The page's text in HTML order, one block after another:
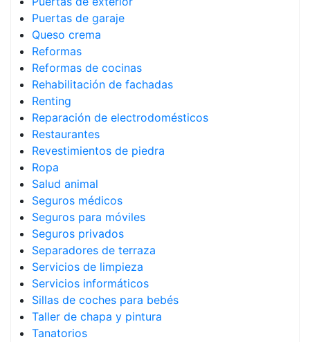
Puertas de garaje
Queso crema
Reformas
Reformas de cocinas
Rehabilitación de fachadas
Renting
Reparación de electrodomésticos
Restaurantes
Revestimientos de piedra
Ropa
Salud animal
Seguros médicos
Seguros para móviles
Seguros privados
Separadores de terraza
Servicios de limpieza
Servicios informáticos
Sillas de coches para bebés
Taller de chapa y pintura
Tanatorios